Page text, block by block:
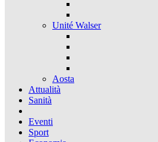
Unité Walser
Aosta
Attualità
Sanità
Eventi
Sport